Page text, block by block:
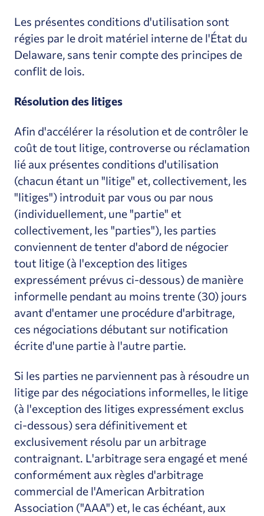
Les présentes conditions d'utilisation sont
régies par le droit matériel interne de l'État du
Delaware, sans tenir compte des principes de
conflit de lois.
Résolution des litiges
Afin d'accélérer la résolution et de contrôler le
coût de tout litige, controverse ou réclamation
lié aux présentes conditions d'utilisation
(chacun étant un "litige" et, collectivement, les
"litiges") introduit par vous ou par nous
(individuellement, une "partie" et
collectivement, les "parties"), les parties
conviennent de tenter d'abord de négocier
tout litige (à l'exception des litiges
expressément prévus ci-dessous) de manière
informelle pendant au moins trente (30) jours
avant d'entamer une procédure d'arbitrage,
ces négociations débutant sur notification
écrite d'une partie à l'autre partie.
Si les parties ne parviennent pas à résoudre un
litige par des négociations informelles, le litige
(à l'exception des litiges expressément exclus
ci-dessous) sera définitivement et
exclusivement résolu par un arbitrage
contraignant. L'arbitrage sera engagé et mené
conformément aux règles d'arbitrage
commercial de l'American Arbitration
Association ("AAA") et, le cas échéant, aux